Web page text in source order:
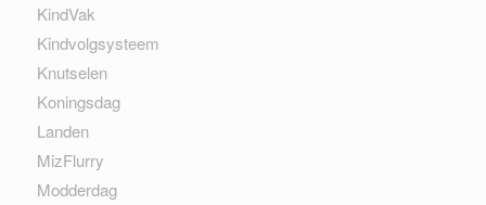
KindVak
Kindvolgsysteem
Knutselen
Koningsdag
Landen
MizFlurry
Modderdag